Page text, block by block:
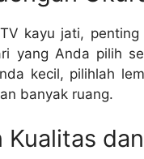
kayu jati,
yang Anda pilih
kecil, pilihlah
banyak ruang.